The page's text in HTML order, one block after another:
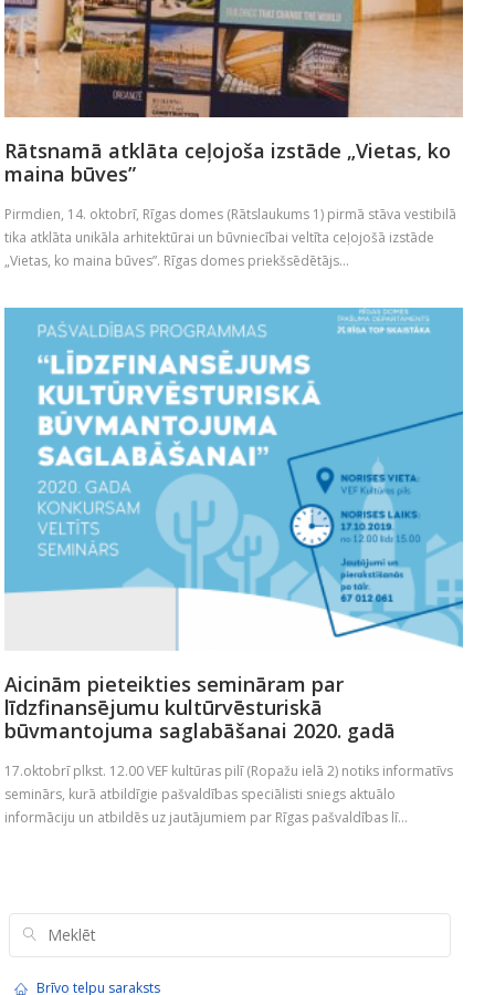
Rātsnamā atklāta ceļojoša izstāde „Vietas, ko
maina būves”
Pirmdien, 14. oktobrī, Rīgas domes (Rātslaukums 1) pirmā stāva vestibilā
tika atklāta unikāla arhitektūrai un būvniecībai veltīta ceļojošā izstāde
„Vietas, ko maina būves”. Rīgas domes priekšsēdētājs...
Aicinām pieteikties semināram par
līdzfinansējumu kultūrvēsturiskā
būvmantojuma saglabāšanai 2020. gadā
17.oktobrī plkst. 12.00 VEF kultūras pilī (Ropažu ielā 2) notiks informatīvs
seminārs, kurā atbildīgie pašvaldības speciālisti sniegs aktuālo
informāciju un atbildēs uz jautājumiem par Rīgas pašvaldības lī...
Brīvo telpu saraksts